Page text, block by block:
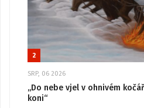
2
SRP, 06 2026
„Do nebe vjel v ohnivém
koni“